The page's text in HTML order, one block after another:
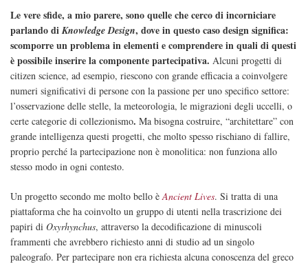
Le vere sfide, a mio parere, sono quelle che cerco di incorniciare
parlando diKnowledge Design, dove in questo caso design significa:
scomporre un problema in elementi e comprendere in quali di questi
è possibile inserire la componente partecipativa. Alcuni progetti di
citizen science, ad esempio, riescono con grande efficacia a coinvolgere
numeri significativi di persone con la passione per uno specifico settore:
l’osservazione delle stelle, la meteorologia, le migrazioni degli uccelli, o
certe categorie di collezionismo. Ma bisogna costruire, “architettare” con
grande intelligenza questi progetti, che molto spesso rischiano di fallire,
proprio perché la partecipazione non è monolitica: non funziona allo
stesso modo in ogni contesto.
Un progetto secondo me molto bello è Ancient Lives. Si tratta di una
piattaforma che ha coinvolto un gruppo di utenti nella trascrizione dei
papiri di Oxyrhynchus, attraverso la decodificazione di minuscoli
frammenti che avrebbero richiesto anni di studio ad un singolo
paleografo. Per partecipare non era richiesta alcuna conoscenza del greco